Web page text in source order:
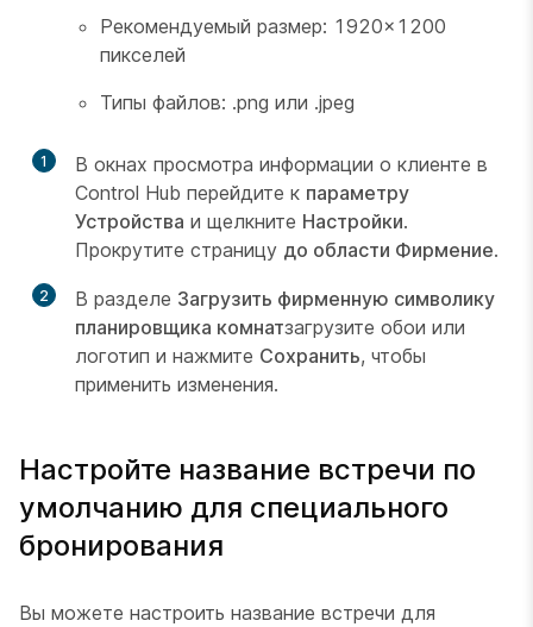
Рекомендуемый размер: 1920×1200
пикселей
Типы файлов: .png или .jpeg
1
В окнах просмотра информации о клиенте в
Control Hub перейдите к параметру
Устройства и щелкните Настройки.
Прокрутите страницу до области Фирмение.
2 В разделе Загрузить фирменную символику
планировщика комнатзагрузите обои или
логотип и нажмите Сохранить, чтобы
применить изменения.
Настройте название встречи по
умолчанию для специального
бронирования
Вы можете настроить название встречи для